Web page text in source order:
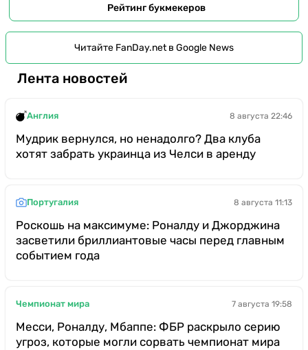
Рейтинг букмекеров
Читайте FanDay.net в Google News
Лента новостей
Англия 8 августа 22:46
Мудрик вернулся, но ненадолго? Два клуба
хотят забрать украинца из Челси в аренду
Португалия 8 августа 11:13
Роскошь на максимуме: Роналду и Джорджина
засветили бриллиантовые часы перед главным
событием года
Чемпионат мира 7 августа 19:58
Месси, Роналду, Мбаппе: ФБР раскрыло серию
угроз, которые могли сорвать чемпионат мира